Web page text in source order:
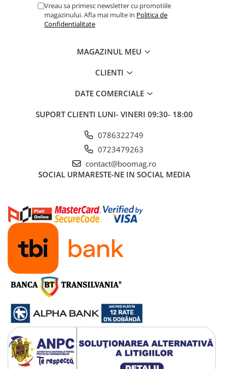
Angrenaje bicicleta
Foi angrenaj
Schimbator de viteze bicicleta
Manete schimbator si frana
Manete schimbator bicicleta
Manete mixte frana - schimbator
Rulmenti si coronite
Ochelari
Casca bicicleta
Protectii
Sosete
Rucsaci si borsete ciclism
Manusi bicicleta
Pantofi ciclism
Imbracaminte ciclism barbati
Imbracaminte ciclism dama
Imbracaminte ciclism copii
Vreau sa primesc newsletter cu promotiile
magazinului. Afla mai multe in Politica de
Confidentialitate
MAGAZINUL MEU
CLIENTI
DATE COMERCIALE
SUPORT CLIENTI LUNI- VINERI 09:30- 18:00
0786322749
0723479263
contact@boomag.ro
SOCIAL URMARESTE-NE IN SOCIAL MEDIA